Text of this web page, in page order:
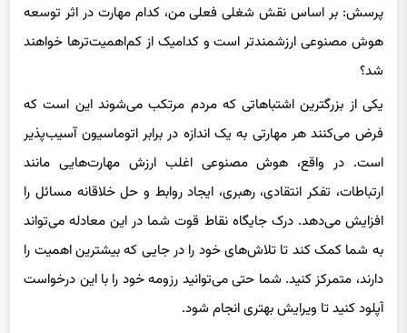
هوش مصنوعی ارزشمندتر است و کدامیک از کم‌اهمیت‌ترها خواهند
شد؟
یکی از بزرگترین اشتباهاتی که مردم مرتکب می‌شوند این است که
فرض می‌کنند هر مهارتی به یک اندازه در برابر اتوماسیون آسیب‌پذیر
است. در واقع، هوش مصنوعی اغلب ارزش مهارت‌هایی مانند
ارتباطات، تفکر انتقادی، رهبری، ایجاد روابط و حل خلاقانه مسائل را
افزایش می‌دهد. درک جایگاه نقاط قوت شما در این معادله می‌تواند
به شما کمک کند تا تلاش‌های خود را در جایی که بیشترین اهمیت را
دارند، متمرکز کنید. شما حتی می‌توانید رزومه خود را با این درخواست
آپلود کنید تا ویرایش بهتری انجام شود.
۲. مزیت انسانی خود را کشف کنید